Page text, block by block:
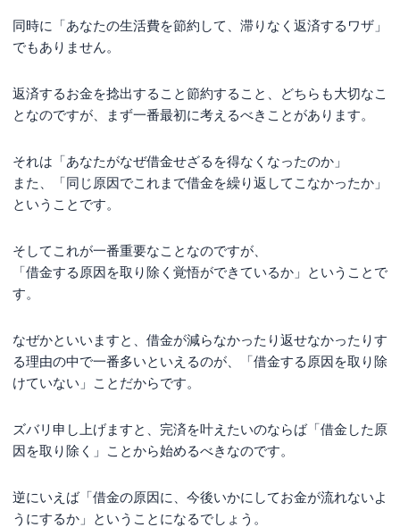
同時に「あなたの生活費を節約して、滞りなく返済するワザ」
でもありません。
返済するお金を捻出すること節約すること、どちらも大切なこ
となのですが、まず一番最初に考えるべきことがあります。
それは「あなたがなぜ借金せざるを得なくなったのか」
また、「同じ原因でこれまで借金を繰り返してこなかったか」
ということです。
そしてこれが一番重要なことなのですが、
「借金する原因を取り除く覚悟ができているか」ということで
す。
なぜかといいますと、借金が減らなかったり返せなかったりす
る理由の中で一番多いといえるのが、「借金する原因を取り除
けていない」ことだからです。
ズバリ申し上げますと、完済を叶えたいのならば「借金した原
因を取り除く」ことから始めるべきなのです。
逆にいえば「借金の原因に、今後いかにしてお金が流れないよ
うにするか」ということになるでしょう。